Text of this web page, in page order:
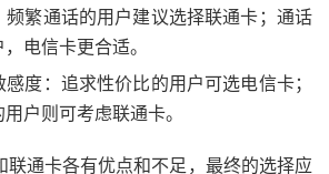
频繁通话的用户建议选择联通卡；通话
电信卡更合适。
度：追求性价比的用户可选电信卡；
户则可考虑联通卡。
联通卡各有优点和不足，最终的选择应